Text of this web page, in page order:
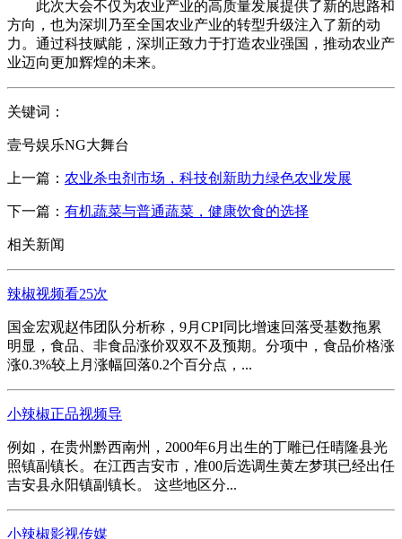
此次大会不仅为农业产业的高质量发展提供了新的思路和
方向，也为深圳乃至全国农业产业的转型升级注入了新的动
力。通过科技赋能，深圳正致力于打造农业强国，推动农业产
业迈向更加辉煌的未来。
关键词：
壹号娱乐NG大舞台
上一篇： 农业杀虫剂市场，科技创新助力绿色农业发展
下一篇： 有机蔬菜与普通蔬菜，健康饮食的选择
相关新闻
辣椒视频看25次
国金宏观赵伟团队分析称，9月CPI同比增速回落受基数拖累
明显，食品、非食品涨价双双不及预期。分项中，食品价格涨
涨0.3%较上月涨幅回落0.2个百分点，...
小辣椒正品视频导
例如，在贵州黔西南州，2000年6月出生的丁雕已任晴隆县光
照镇副镇长。在江西吉安市，准00后选调生黄左梦琪已经出任
吉安县永阳镇副镇长。 这些地区分...
小辣椒影视传媒